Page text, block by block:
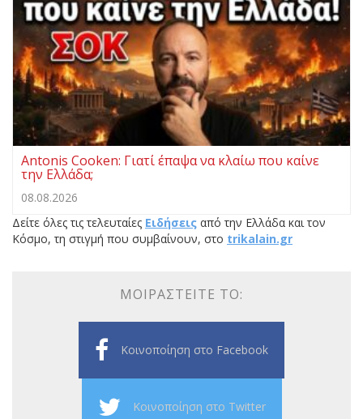
Antonis Cooken: Γιατί έπαψα να κλαίω που καίνε
την Ελλάδα;
08.08.2026
Δείτε όλες τις τελευταίες Ειδήσεις από την Ελλάδα και τον
Κόσμο, τη στιγμή που συμβαίνουν, στο trikalain.gr
ΜΟΙΡΑΣΤΕΊΤΕ ΤΟ:
Κοινοποίηση στο Facebook
Κοινοποίηση στο Twitter